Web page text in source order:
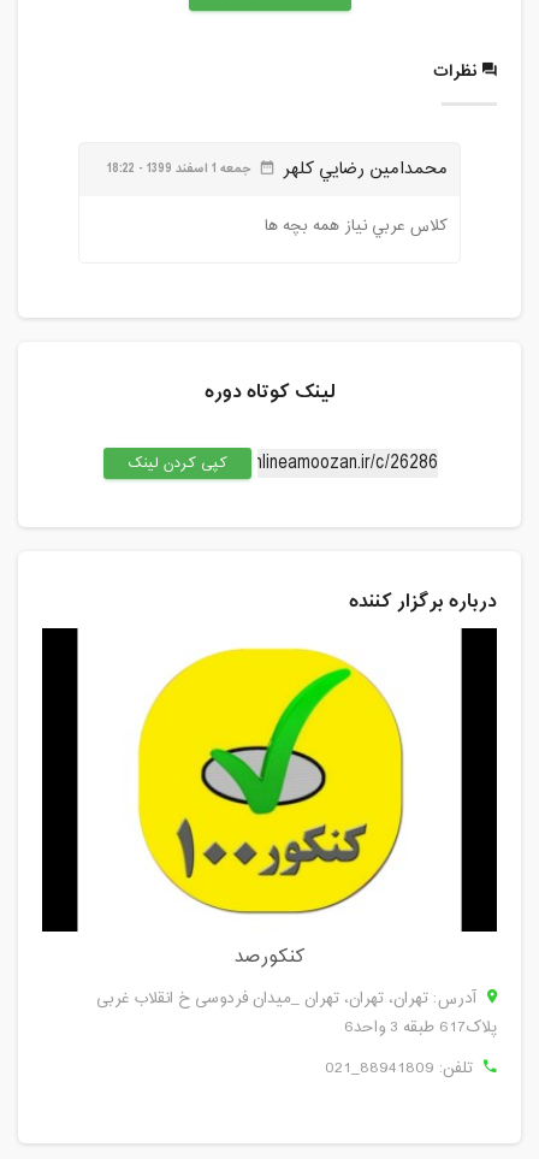
نظرات
محمدامين رضايي کلهر date_range جمعه 1 اسفند 1399 - 18:22
کلاس عربي نياز همه بچه ها
لینک کوتاه دوره
کپی کردن لینک
درباره برگزار کننده
کنکورصد
آدرس: تهران، تهران، تهران _میدان فردوسی خ انقلاب غربی
پلاک617 طبقه 3 واحد6
تلفن: 021_88941809